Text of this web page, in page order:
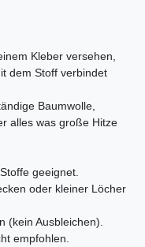
Kleber versehen,
dem Stoff verbindet
Baumwolle,
alles was große Hitze
geeignet.
oder kleiner Löcher
(kein Ausbleichen).
empfohlen.